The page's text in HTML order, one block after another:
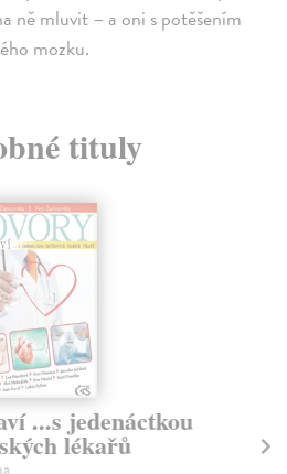
ně mluvit – a oni s potěšením
mozku.
tituly
...s jedenáctkou
lékařů